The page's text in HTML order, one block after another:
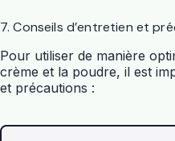
7. Conseils d’entretien et
Pour utiliser de manière
crème et la poudre, il est
et précautions :